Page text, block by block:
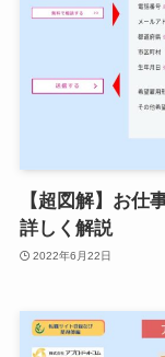
【超図解】お仕
詳しく解説
2022年6月22日